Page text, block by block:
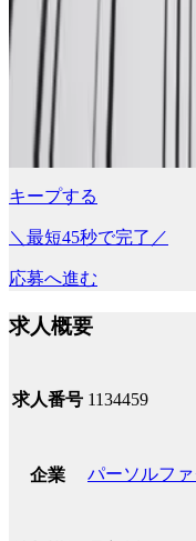
キープする
＼最短45秒で完了／
応募へ進む
求人概要
求人番号 1134459
企業 パーソルフ